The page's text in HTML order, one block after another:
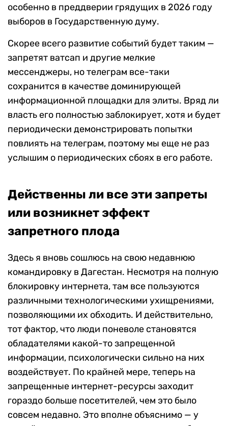
особенно в преддверии грядущих в 2026 году
выборов в Государственную думу.
Скорее всего развитие событий будет таким —
запретят ватсап и другие мелкие
мессенджеры, но телеграм все-таки
сохранится в качестве доминирующей
информационной площадки для элиты. Вряд ли
власть его полностью заблокирует, хотя и будет
периодически демонстрировать попытки
повлиять на телеграм, поэтому мы еще не раз
услышим о периодических сбоях в его работе.
Действенны ли все эти запреты
или возникнет эффект
запретного плода
Здесь я вновь сошлюсь на свою недавнюю
командировку в Дагестан. Несмотря на полную
блокировку интернета, там все пользуются
различными технологическими ухищрениями,
позволяющими их обходить. И действительно,
тот фактор, что люди поневоле становятся
обладателями какой-то запрещенной
информации, психологически сильно на них
воздействует. По крайней мере, теперь на
запрещенные интернет-ресурсы заходит
гораздо больше посетителей, чем это было
совсем недавно. Это вполне объяснимо — у